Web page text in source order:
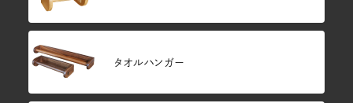
タオルハンガー